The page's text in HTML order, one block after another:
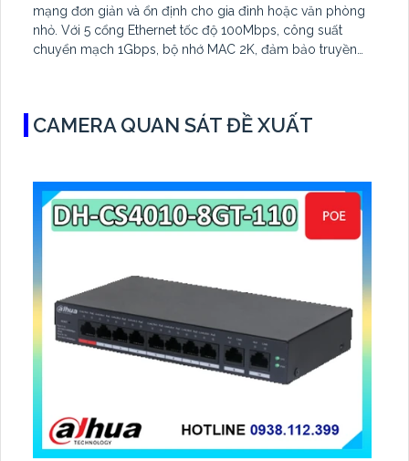
mạng đơn giản và ổn định cho gia đình hoặc văn phòng
nhỏ. Với 5 cổng Ethernet tốc độ 100Mbps, công suất
chuyển mạch 1Gbps, bộ nhớ MAC 2K, đảm bảo truyền
CAMERA QUAN SÁT ĐỀ XUẤT